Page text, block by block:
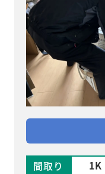
間取り 1K